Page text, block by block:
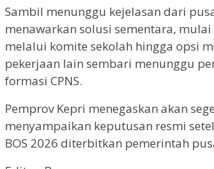
Sambil menunggu kejelasan dari
menawarkan solusi sementara,
melalui komite sekolah hingga opsi
pekerjaan lain sembari menunggu
formasi CPNS.
Pemprov Kepri menegaskan akan
menyampaikan keputusan resmi
BOS 2026 diterbitkan pemerintah